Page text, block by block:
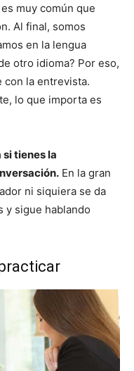
muy común que
Al final, somos
en la lengua
otro idioma? Por eso,
con la entrevista.
lo que importa es
tienes la
En la gran
ni siquiera se da
y sigue hablando